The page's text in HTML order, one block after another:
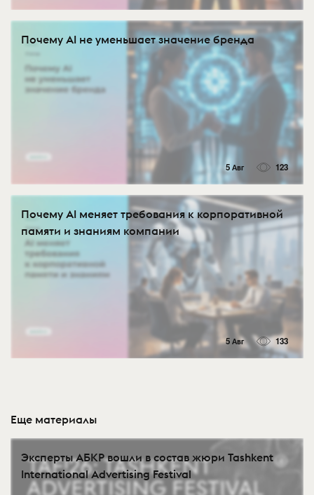
Почему AI не уменьшает значение бренда
5 Авг 123
Почему AI меняет требования к корпоративной
памяти и знаниям компании
5 Авг 133
Еще материалы
Эксперты АБКР вошли в состав жюри Tashkent
International Advertising Festival